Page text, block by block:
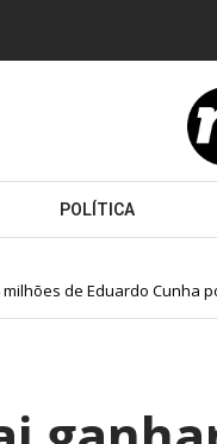
POLÍTICA
de Eduardo Cunha por